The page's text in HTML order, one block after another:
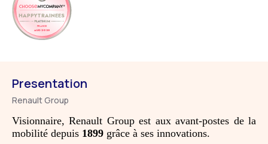
HAPPYTRAINEES
FRANCE
AUG 2025
Presentation
Renault Group
Visionnaire, Renault Group est aux avant-postes de la
mobilité depuis 1899 grâce à ses innovations.